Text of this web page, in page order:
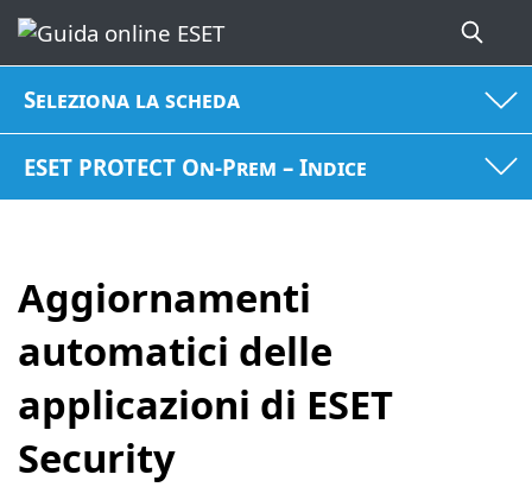
Seleziona la scheda
ESET PROTECT On-Prem – Indice
Aggiornamenti
automatici delle
applicazioni di ESET
Security